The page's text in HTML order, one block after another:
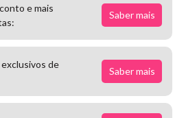
e mais
Saber mais
de
Saber mais